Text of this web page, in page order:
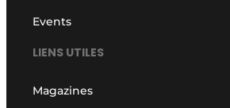
Events
LIENS UTILES
Magazines